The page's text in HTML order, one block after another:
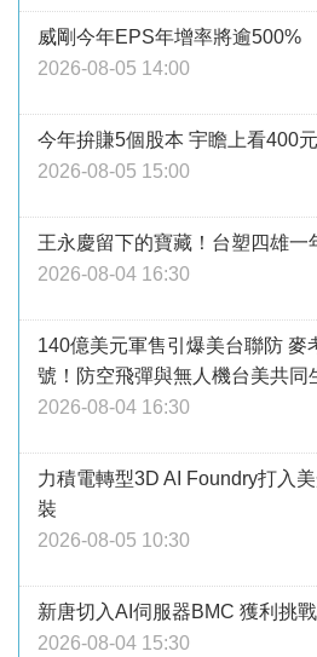
威剛今年EPS年增率將逾500%
2026-08-05 14:00
今年拚賺5個股本 宇瞻上看400元
2026-08-05 15:00
王永慶留下的寶藏！台塑四雄一
2026-08-04 16:30
140億美元軍售引爆美台聯防 麥
號！防空飛彈與無人機台美共同
2026-08-04 16:30
力積電轉型3D AI Foundry打入
裝
2026-08-05 10:30
新唐切入AI伺服器BMC 獲利挑
2026-08-04 15:30